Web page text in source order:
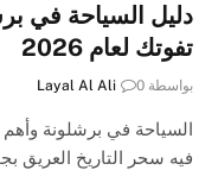
دليل السياحة في
تفوتك لعام 2026
بواسطة Layal Al Ali 0
السياحة في برشلونة وأهم
فيه سحر التاريخ العريق